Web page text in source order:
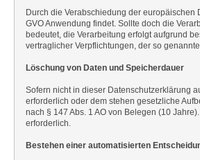
Durch die Verabschiedung der
GVO Anwendung findet. Sollte doch die
bedeutet, die Verarbeitung erfolgt aufgrund
vertraglicher Verpflichtungen, der so
Löschung von Daten und Speicherdauer
Sofern nicht in dieser Datenschutzerklärung
erforderlich oder dem stehen gesetzliche
nach § 147 Abs. 1 AO von Belegen (10
erforderlich.
Bestehen einer automatisierten